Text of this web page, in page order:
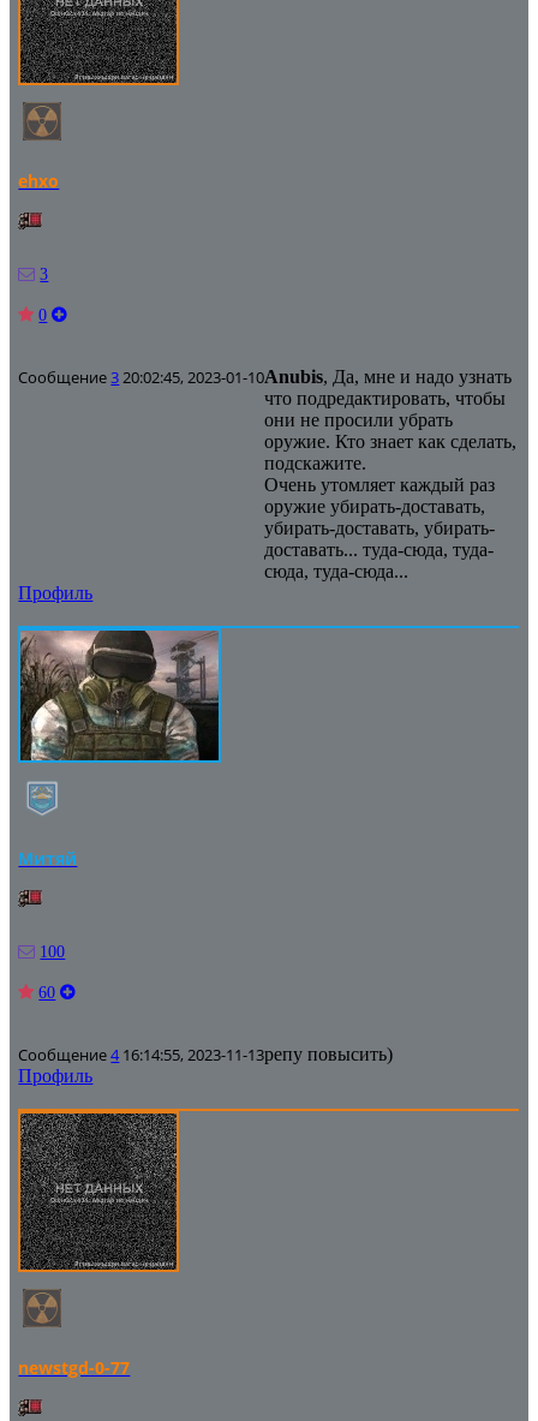
ehxo
3
0
Сообщение320:02:45, 2023-01-10Anubis, Да, мне и надо узнать
что подредактировать, чтобы
они не просили убрать
оружие. Кто знает как сделать,
подскажите.
Очень утомляет каждый раз
оружие убирать-доставать,
убирать-доставать, убирать-
доставать... туда-сюда, туда-
сюда, туда-сюда...
Профиль
Митяй
100
60
Сообщение4 16:14:55, 2023-11-13репу повысить)
Профиль
newstgd-0-77